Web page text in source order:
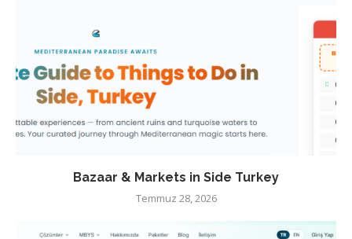
Bazaar & Markets in Side Turkey
Temmuz 28, 2026